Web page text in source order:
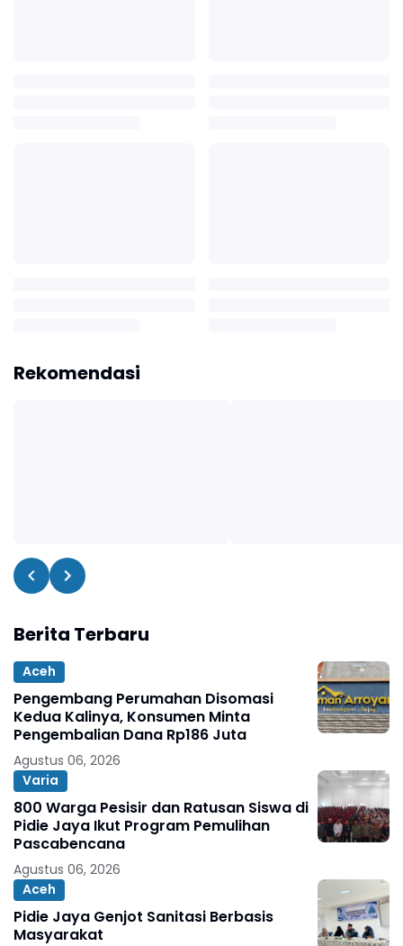
Rekomendasi
Berita Terbaru
Aceh
Pengembang Perumahan Disomasi
Kedua Kalinya, Konsumen Minta
Pengembalian Dana Rp186 Juta
Agustus 06, 2026
Varia
800 Warga Pesisir dan Ratusan Siswa di
Pidie Jaya Ikut Program Pemulihan
Pascabencana
Agustus 06, 2026
Aceh
Pidie Jaya Genjot Sanitasi Berbasis
Masyarakat